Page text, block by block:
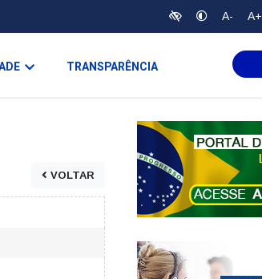
A- A+
TRANSPARÊNCIA
VOLTAR